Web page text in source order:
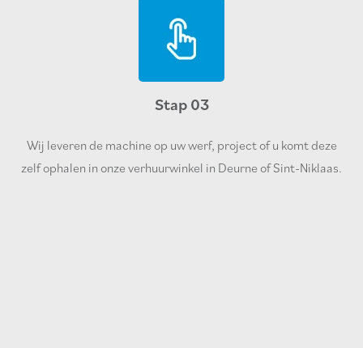
Stap 03
Wij leveren de machine op uw werf, project of u komt deze
zelf ophalen in onze verhuurwinkel in Deurne of Sint-Niklaas.